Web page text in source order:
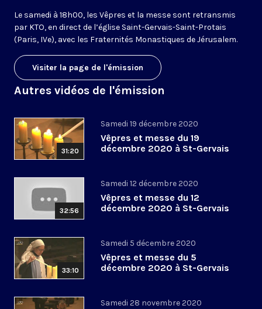
Le samedi à 18h00, les Vêpres et la messe sont retransmis
par KTO, en direct de l’église Saint-Gervais-Saint-Protais
(Paris, IVe), avec les Fraternités Monastiques de Jérusalem.
Visiter la page de l'émission
Autres vidéos de l'émission
31:20
Samedi 19 décembre 2020
Vêpres et messe du 19
décembre 2020 à St-Gervais
32:56
Samedi 12 décembre 2020
Vêpres et messe du 12
décembre 2020 à St-Gervais
33:10
Samedi 5 décembre 2020
Vêpres et messe du 5
décembre 2020 à St-Gervais
Samedi 28 novembre 2020